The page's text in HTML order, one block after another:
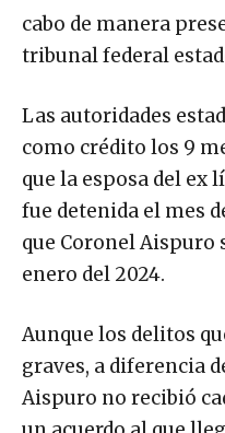
cabo de manera
tribunal federal
Las autoridades
como crédito los 9
que la esposa del ex
fue detenida el mes
que Coronel
enero del 2024.
Aunque los delitos
graves, a diferencia
Aispuro no recibió
un acuerdo al que